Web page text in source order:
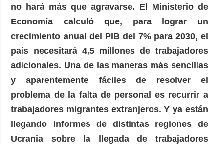
no hará más que agravarse. El Ministerio de
Economía calculó que, para lograr un
crecimiento anual del PIB del 7% para 2030, el
país necesitará 4,5 millones de trabajadores
adicionales. Una de las maneras más sencillas
y aparentemente fáciles de resolver el
problema de la falta de personal es recurrir a
trabajadores migrantes extranjeros. Y ya están
llegando informes de distintas regiones de
Ucrania sobre la llegada de trabajadores